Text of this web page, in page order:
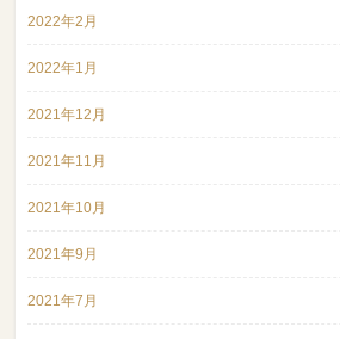
2022年2月
2022年1月
2021年12月
2021年11月
2021年10月
2021年9月
2021年7月